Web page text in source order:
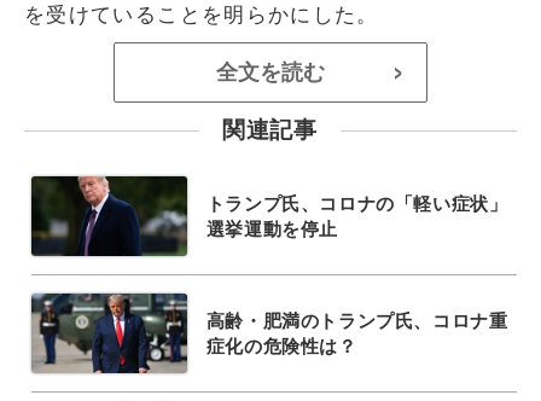
を受けていることを明らかにした。
全文を読む >
関連記事
トランプ氏、コロナの「軽い症状」
選挙運動を停止
高齢・肥満のトランプ氏、コロナ重
症化の危険性は？